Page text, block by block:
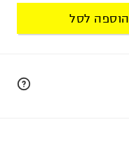
הוספה לסל